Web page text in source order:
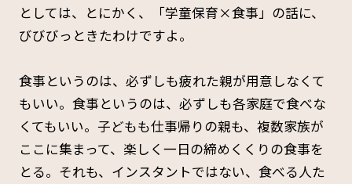
としては、とにかく、「学童保育×食事」の話に、
びびびっときたわけですよ。
食事というのは、必ずしも疲れた親が用意しなくて
もいい。食事というのは、必ずしも各家庭で食べな
くてもいい。子どもも仕事帰りの親も、複数家族が
ここに集まって、楽しく一日の締めくくりの食事を
とる。それも、インスタントではない、食べる人た